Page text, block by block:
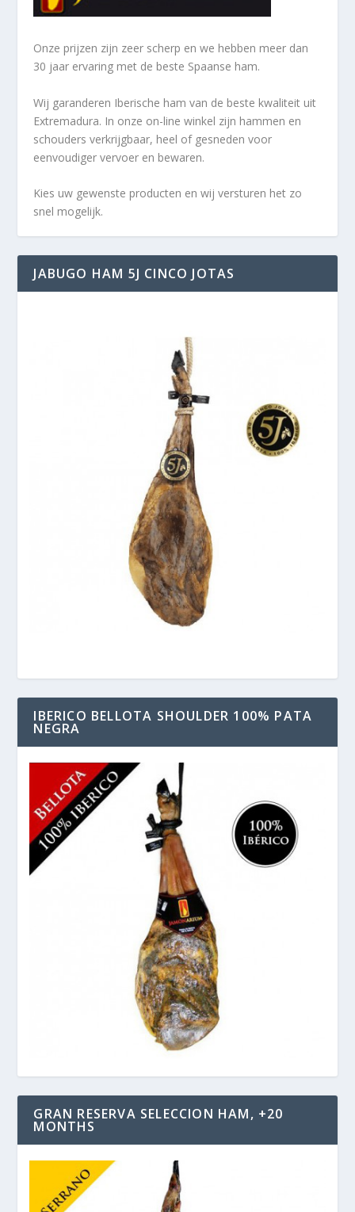
Onze prijzen zijn zeer scherp en we hebben meer dan
30 jaar ervaring met de beste Spaanse ham.
Wij garanderen Iberische ham van de beste kwaliteit uit
Extremadura. In onze on-line winkel zijn hammen en
schouders verkrijgbaar, heel of gesneden voor
eenvoudiger vervoer en bewaren.
Kies uw gewenste producten en wij versturen het zo
snel mogelijk.
JABUGO HAM 5J CINCO JOTAS
IBERICO BELLOTA SHOULDER 100% PATA
NEGRA
GRAN RESERVA SELECCION HAM, +20
MONTHS